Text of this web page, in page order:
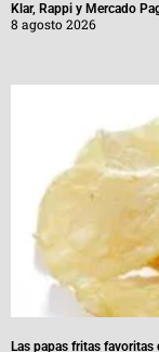
Klar, Rappi y Mercado
8 agosto 2026
Las papas fritas